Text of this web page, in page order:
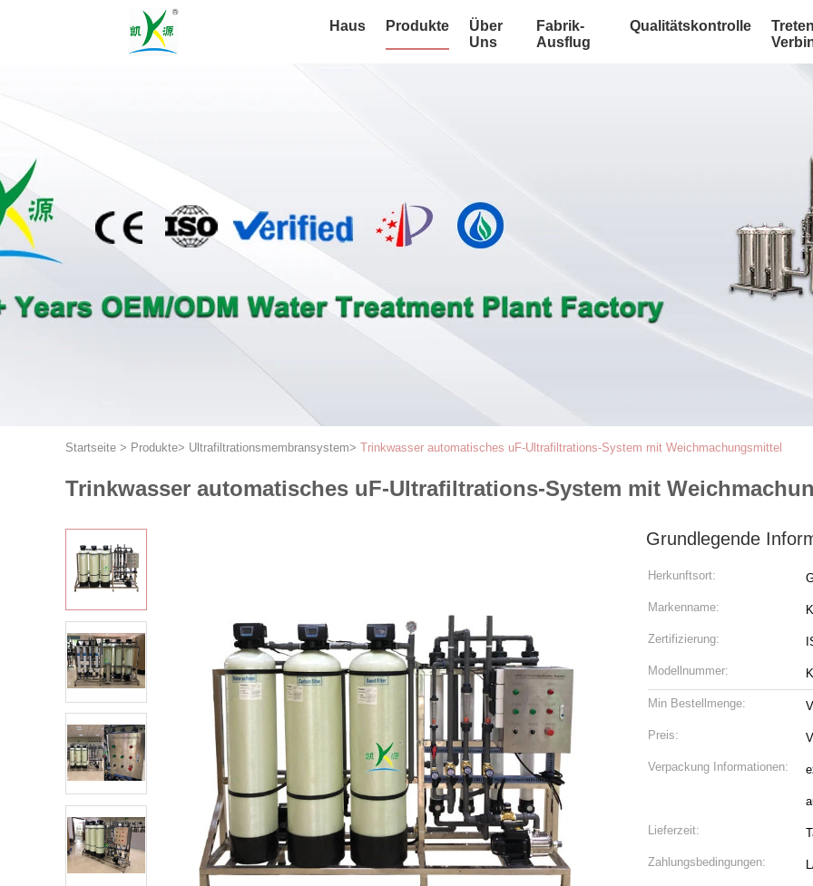
Haus Produkte
Über
Uns
Fabrik-
Ausflug
Qualitätskontrolle
Startseite > Produkte> Ultrafiltrationsmembransystem> Trinkwasser automatisches uF-Ultrafiltrations-System mit Weichmachungsmittel
Trinkwasser automatisches uF-Ultrafiltrations-System mit
Grundlegende
Herkunftsort:
Markenname:
Zertifizierung:
Modellnummer:
Min Bestellmenge:
Preis:
Verpackung Informationen:
Lieferzeit:
Zahlungsbedingungen: